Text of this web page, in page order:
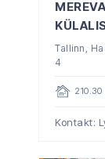
Tallinn,
4
210.30
Kontakt: